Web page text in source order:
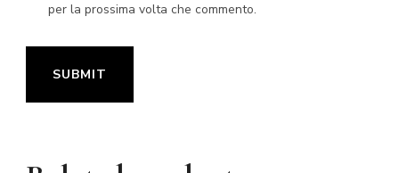
per la prossima volta che commento.